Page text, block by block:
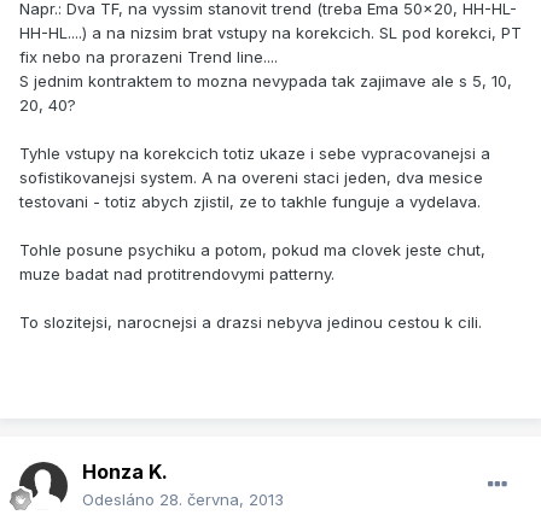
Napr.: Dva TF, na vyssim stanovit trend (treba Ema 50x20, HH-HL-
HH-HL....) a na nizsim brat vstupy na korekcich. SL pod korekci, PT
fix nebo na prorazeni Trend line....
S jednim kontraktem to mozna nevypada tak zajimave ale s 5, 10,
20, 40?
Tyhle vstupy na korekcich totiz ukaze i sebe vypracovanejsi a
sofistikovanejsi system. A na overeni staci jeden, dva mesice
testovani - totiz abych zjistil, ze to takhle funguje a vydelava.
Tohle posune psychiku a potom, pokud ma clovek jeste chut,
muze badat nad protitrendovymi patterny.
To slozitejsi, narocnejsi a drazsi nebyva jedinou cestou k cili.
Honza K.
Odesláno 28. června, 2013